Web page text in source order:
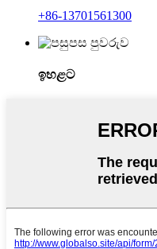
+86-13701561300
ඉහළට